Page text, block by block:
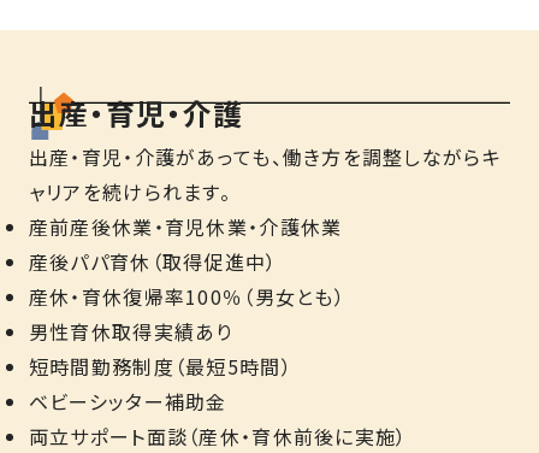
出産・育児・介護
出産・育児・介護があっても、働き方を調整しながらキ
ャリアを続けられます。
産前産後休業・育児休業・介護休業
産後パパ育休（取得促進中）
産休・育休復帰率100％（男女とも）
男性育休取得実績あり
短時間勤務制度（最短5時間）
ベビーシッター補助金
両立サポート面談（産休・育休前後に実施）